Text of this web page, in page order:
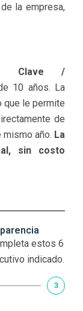
la empresa,
Clave /
10 años. La
que le permite
de
año. La
sin costo
estos 6
indicado.
3